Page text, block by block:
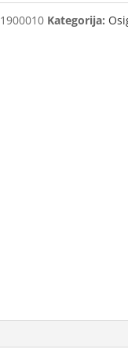
1900010 Kategorija: